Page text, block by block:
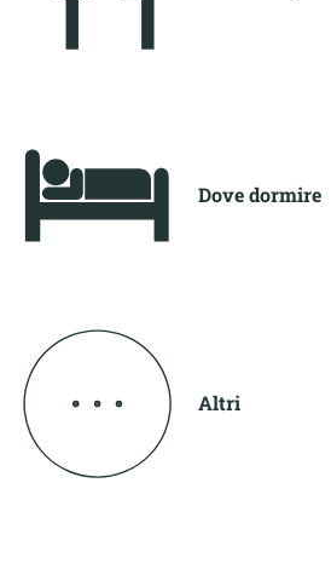
Dove dormire
Altri